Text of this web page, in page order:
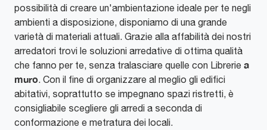
possibilità di creare un'ambientazione ideale per te negli
ambienti a disposizione, disponiamo di una grande
varietà di materiali attuali. Grazie alla affabilità dei nostri
arredatori trovi le soluzioni arredative di ottima qualità
che fanno per te, senza tralasciare quelle con Librerie a
muro. Con il fine di organizzare al meglio gli edifici
abitativi, soprattutto se impegnano spazi ristretti, è
consigliabile scegliere gli arredi a seconda di
conformazione e metratura dei locali.